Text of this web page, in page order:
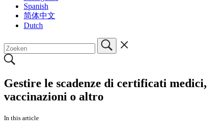
Spanish
简体中文
Dutch
Gestire le scadenze di certificati medici,
vaccinazioni o altro
In this article